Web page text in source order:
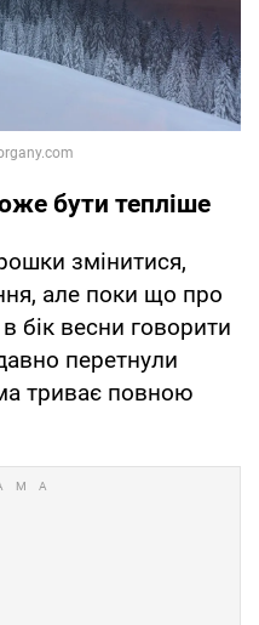
бути тепліше
змінитися,
але поки що про
бік весни говорити
перетнули
триває повною